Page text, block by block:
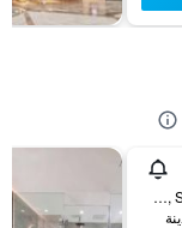
No. 35, Section 1, Kaifeng Street, مدينة تايبيه, تايوان